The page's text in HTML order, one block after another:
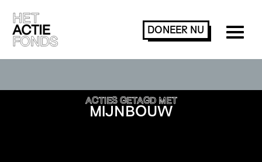
DONEER NU
ACTIES GETAGD MET
MIJNBOUW